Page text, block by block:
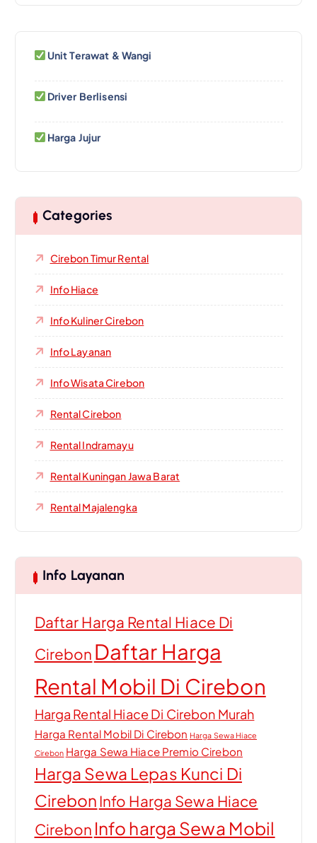
Unit Terawat & Wangi
Driver Berlisensi
Harga Jujur
Categories
Cirebon Timur Rental
Info Hiace
Info Kuliner Cirebon
Info Layanan
Info Wisata Cirebon
Rental Cirebon
Rental Indramayu
Rental Kuningan Jawa Barat
Rental Majalengka
Info Layanan
Daftar Harga Rental Hiace Di
Cirebon Daftar Harga
Rental Mobil Di Cirebon
Harga Rental Hiace Di Cirebon Murah
Harga Rental Mobil Di Cirebon Harga Sewa Hiace
Cirebon Harga Sewa Hiace Premio Cirebon
Harga Sewa Lepas Kunci Di
CirebonInfo Harga Sewa Hiace
Cirebon Info harga Sewa Mobil